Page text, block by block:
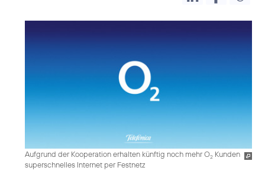
Aufgrund der Kooperation erhalten künftig noch mehr O2 Kunden
superschnelles Internet per Festnetz